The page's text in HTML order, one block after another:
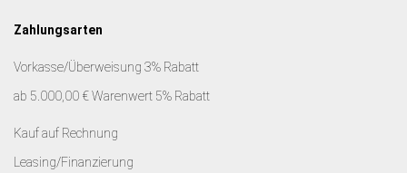
Zahlungsarten
Vorkasse/Überweisung 3% Rabatt
ab 5.000,00 € Warenwert 5% Rabatt
Kauf auf Rechnung
Leasing/Finanzierung